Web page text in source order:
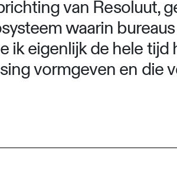
van Resoluut,
waarin
ik eigenlijk de hele tijd
vormgeven en die